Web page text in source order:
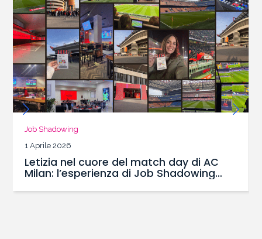
Job Shadowing
1 Aprile 2026
Letizia nel cuore del match day di AC
Milan: l’esperienza di Job Shadowing